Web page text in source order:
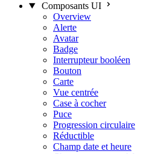
Composants UI
Overview
Alerte
Avatar
Badge
Interrupteur booléen
Bouton
Carte
Vue centrée
Case à cocher
Puce
Progression circulaire
Réductible
Champ date et heure